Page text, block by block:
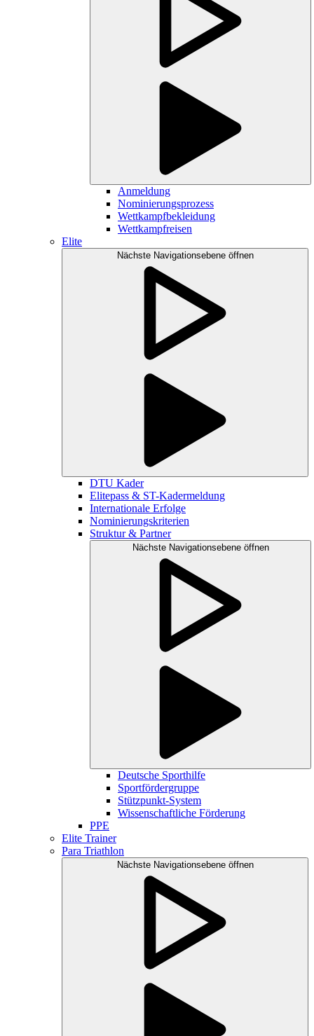
Anmeldung
Nominierungsprozess
Wettkampfbekleidung
Wettkampfreisen
Elite
Nächste Navigationsebene öffnen
DTU Kader
Elitepass & ST-Kadermeldung
Internationale Erfolge
Nominierungskriterien
Struktur & Partner
Nächste Navigationsebene öffnen
Deutsche Sporthilfe
Sportfördergruppe
Stützpunkt-System
Wissenschaftliche Förderung
PPE
Elite Trainer
Para Triathlon
Nächste Navigationsebene öffnen